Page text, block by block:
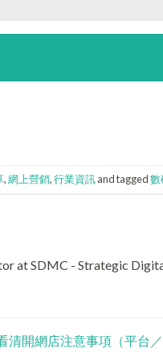
,網上營銷,行業資訊and tagged數
at SDMC - Strategic
清開網店注意事項（平台